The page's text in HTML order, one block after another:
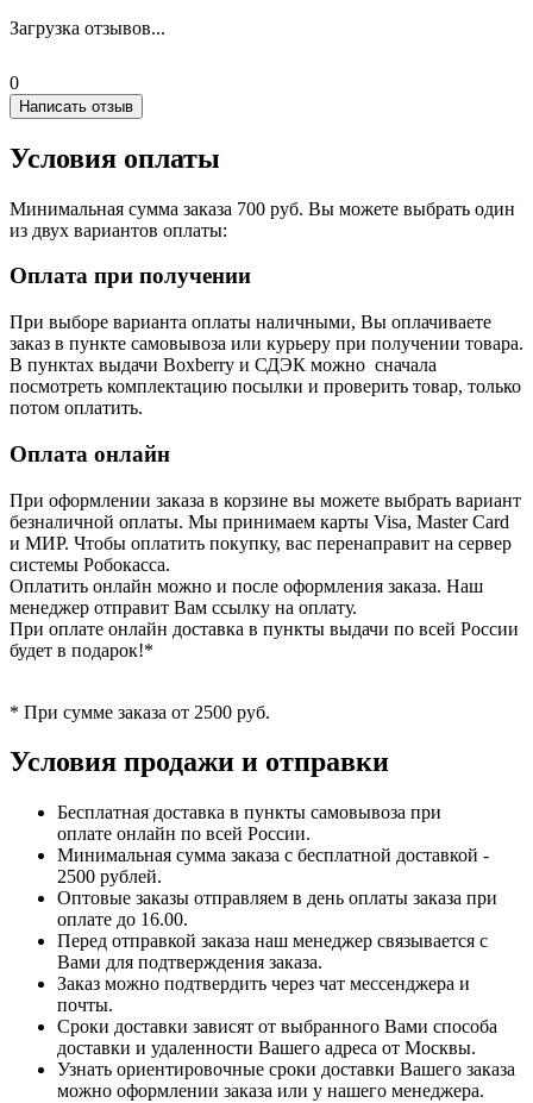
Загрузка отзывов...
0
Написать отзыв
Условия оплаты
Минимальная сумма заказа 700 руб. Вы можете выбрать один
из двух вариантов оплаты:
Оплата при получении
При выборе варианта оплаты наличными, Вы оплачиваете
заказ в пункте самовывоза или курьеру при получении товара.
В пунктах выдачи Boxberry и СДЭК можно сначала
посмотреть комплектацию посылки и проверить товар, только
потом оплатить.
Оплата онлайн
При оформлении заказа в корзине вы можете выбрать вариант
безналичной оплаты. Мы принимаем карты Visa, Master Card
и МИР. Чтобы оплатить покупку, вас перенаправит на сервер
системы Робокасса.
Оплатить онлайн можно и после оформления заказа. Наш
менеджер отправит Вам ссылку на оплату.
При оплате онлайн доставка в пункты выдачи по всей России
будет в подарок!*
* При сумме заказа от 2500 руб.
Условия продажи и отправки
Бесплатная доставка в пункты самовывоза при
оплате онлайн по всей России.
Минимальная сумма заказа с бесплатной доставкой -
2500 рублей.
Оптовые заказы отправляем в день оплаты заказа при
оплате до 16.00.
Перед отправкой заказа наш менеджер связывается с
Вами для подтверждения заказа.
Заказ можно подтвердить через чат мессенджера и
почты.
Сроки доставки зависят от выбранного Вами способа
доставки и удаленности Вашего адреса от Москвы.
Узнать ориентировочные сроки доставки Вашего заказа
можно оформлении заказа или у нашего менеджера.